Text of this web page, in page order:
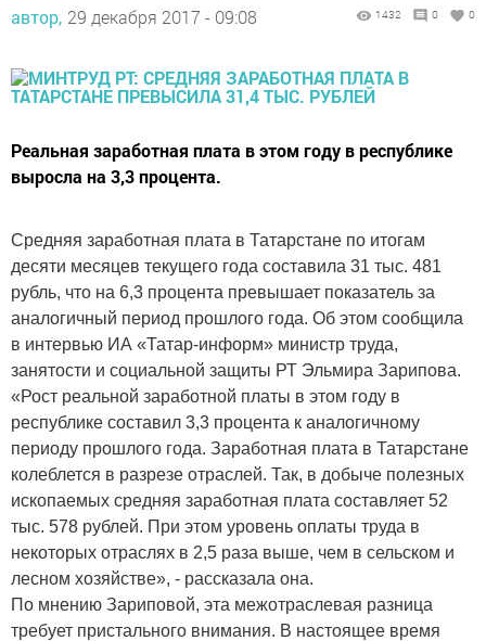
автор, 29 декабря 2017 - 09:08 1432 0 0
Реальная заработная плата в этом году в республике
выросла на 3,3 процента.
Средняя заработная плата в Татарстане по итогам
десяти месяцев текущего года составила 31 тыс. 481
рубль, что на 6,3 процента превышает показатель за
аналогичный период прошлого года. Об этом сообщила
в интервью ИА «Татар-информ» министр труда,
занятости и социальной защиты РТ Эльмира Зарипова.
«Рост реальной заработной платы в этом году в
республике составил 3,3 процента к аналогичному
периоду прошлого года. Заработная плата в Татарстане
колеблется в разрезе отраслей. Так, в добыче полезных
ископаемых средняя заработная плата составляет 52
тыс. 578 рублей. При этом уровень оплаты труда в
некоторых отраслях в 2,5 раза выше, чем в сельском и
лесном хозяйстве», - рассказала она.
По мнению Зариповой, эта межотраслевая разница
требует пристального внимания. В настоящее время